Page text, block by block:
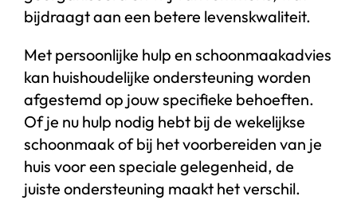
bijdraagt aan een betere levenskwaliteit.
Met persoonlijke hulp en schoonmaakadvies
kan huishoudelijke ondersteuning worden
afgestemd op jouw specifieke behoeften.
Of je nu hulp nodig hebt bij de wekelijkse
schoonmaak of bij het voorbereiden van je
huis voor een speciale gelegenheid, de
juiste ondersteuning maakt het verschil.